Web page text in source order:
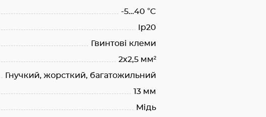
-5…40 °C
Ip20
Гвинтові клеми
2х2,5 мм²
Гнучкий, жорсткий, багатожильний
13 мм
Мідь